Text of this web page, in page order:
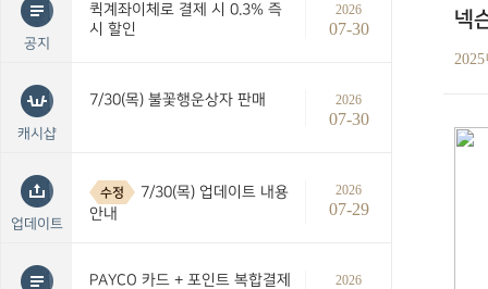
공지
퀵계좌이체로 결제 시 0.3% 즉
시 할인
2026
07-30
캐시샵
7/30(목) 불꽃행운상자 판매 2026
07-30
업데이트
수정
7/30(목) 업데이트 내용
안내
2026
07-29
PAYCO 카드 + 포인트 복합결제
2026
넥